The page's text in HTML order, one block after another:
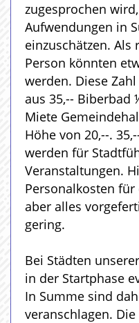
zugesprochen
Aufwendungen in
einzuschätzen.
Person könnten
werden. Diese
aus 35,-- Biberbad
Miete
Höhe von 20,--.
werden für
Veranstaltungen.
Personalkosten
aber alles
gering.
Bei Städten
in der Startphase
In Summe sind
veranschlagen.